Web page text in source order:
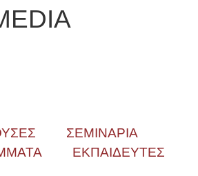
ΣΕΜΙΝΑΡΙΑ
ΕΚΠΑΙΔΕΥΤΕΣ